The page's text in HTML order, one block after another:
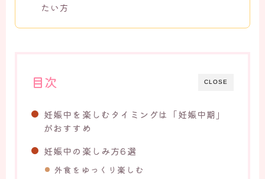
たい方
CLOSE
目次
妊娠中を楽しむタイミングは「妊娠中期」
がおすすめ
妊娠中の楽しみ方6選
外食をゆっくり楽しむ